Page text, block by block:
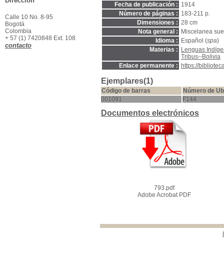
Fecha de publicación : 1914
Número de páginas : 183-211 p.
Dimensiones : 28 cm
Nota general :
Miscelanea
Idioma :
Español (spa)
Materias :
Lenguas
Tribus--Bolivia
Enlace permanente :
https://
Ejemplares(1)
Código de barras
Número de
001091
F144
Documentos electrónicos
793.pdf
Adobe Acrobat PDF
Calle 10 No. 8-95
Bogotá
Colombia
+ 57 (1) 7420848 Ext. 108
contacto